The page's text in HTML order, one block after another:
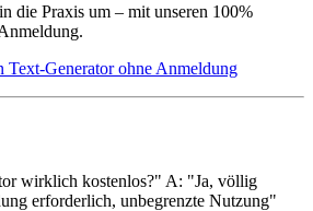
die Praxis um – mit unseren 100%
Text-Generator ohne Anmeldung
wirklich kostenlos?" A: "Ja, völlig
erforderlich, unbegrenzte Nutzung"